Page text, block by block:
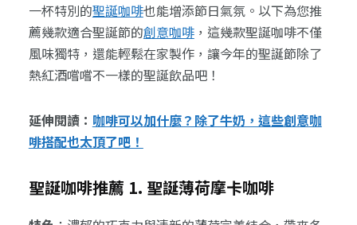
一杯特別的聖誕咖啡也能增添節日氣氛。以下為您推
薦幾款適合聖誕節的創意咖啡，這幾款聖誕咖啡不僅
風味獨特，還能輕鬆在家製作，讓今年的聖誕節除了
熱紅酒嚐嚐不一樣的聖誕飲品吧！
延伸閱讀： 咖啡可以加什麼？除了牛奶，這些創意咖
啡搭配也太頂了吧！
聖誕咖啡推薦 1. 聖誕薄荷摩卡咖啡